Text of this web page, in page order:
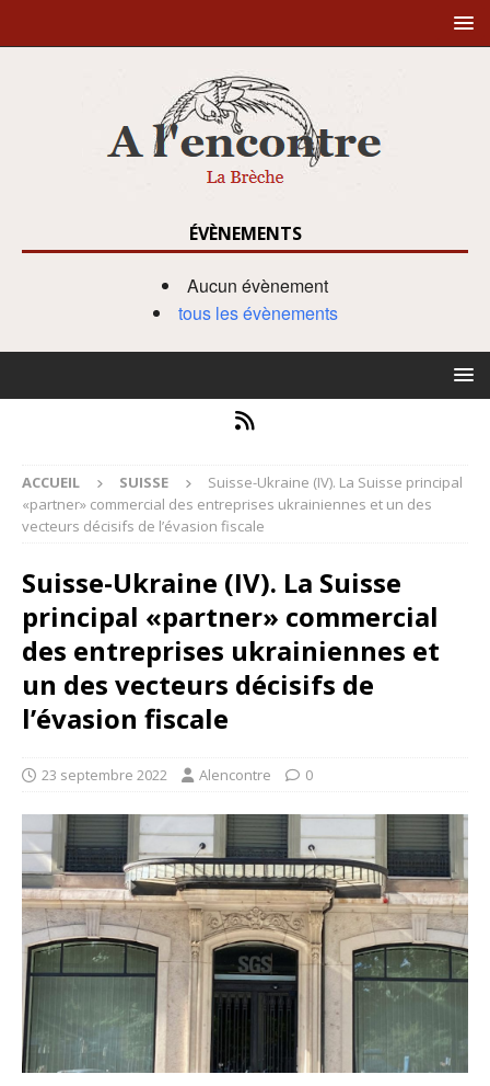
ÉVÈNEMENTS
Aucun évènement
tous les évènements
ACCUEIL SUISSE
Suisse-Ukraine (IV). La Suisse principal
«partner» commercial des entreprises ukrainiennes et un des
vecteurs décisifs de l’évasion fiscale
Suisse-Ukraine (IV). La Suisse
principal «partner» commercial
des entreprises ukrainiennes et
un des vecteurs décisifs de
l’évasion fiscale
23 septembre 2022 Alencontre 0